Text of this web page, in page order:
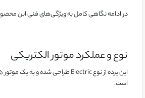
در ادامه نگاهی کامل به ویژگی‌های فنی این
نوع و عملکرد موتور الکتریکی
است.